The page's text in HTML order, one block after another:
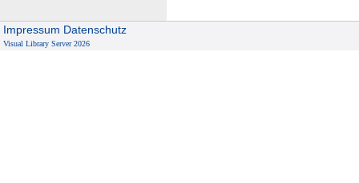
Impressum Datenschutz
Visual Library Server 2026